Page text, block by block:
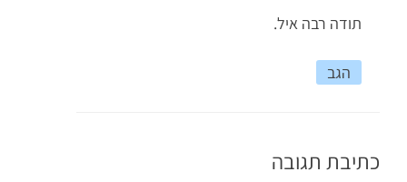
תודה רבה איל.
הגב
כתיבת תגובה